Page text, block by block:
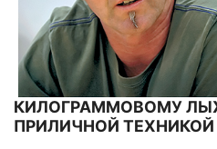
КИЛОГРАММОВОМУ
ПРИЛИЧНОЙ ТЕХНИКОЙ